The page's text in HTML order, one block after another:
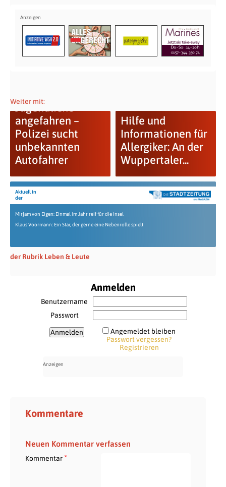
Weiter mit:
Jugendliche
angefahren –
Polizei sucht
unbekannten
Autofahrer
Hilfe und
Informationen für
Allergiker: An der
Wuppertaler...
Aktuell in
der
Mirjam von Eigen: Einmal im Jahr reif für die Insel
Klaus Voormann: Ein Star, der gerne eine Nebenrolle spielt
der Rubrik Leben & Leute
Anmelden
Benutzername
Passwort
Angemeldet bleiben
Passwort vergessen?
Registrieren
Kommentare
Neuen Kommentar verfassen
Kommentar*